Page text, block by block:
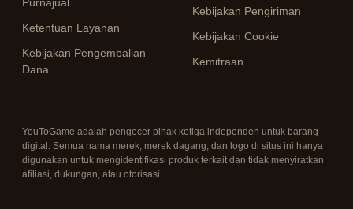
Purnajual
Ketentuan Layanan
Kebijakan Pengembalian
Dana
Kebijakan Pengiriman
Kebijakan Cookie
Kemitraan
YouToGame adalah pengecer pihak ketiga independen untuk barang
digital. Semua nama merek, merek dagang, dan logo di situs ini hanya
digunakan untuk mengidentifikasi produk terkait dan tidak menyiratkan
afiliasi, dukungan, atau otorisasi.